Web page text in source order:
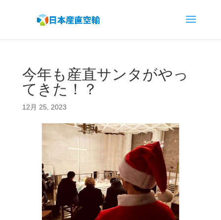
今年も産直サンタがやっ
てきた！？
12月 25, 2023